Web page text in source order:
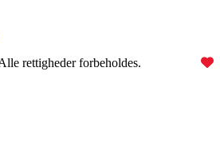
rettigheder forbeholdes.